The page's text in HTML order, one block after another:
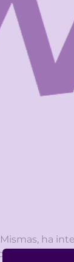
ha
Concejal